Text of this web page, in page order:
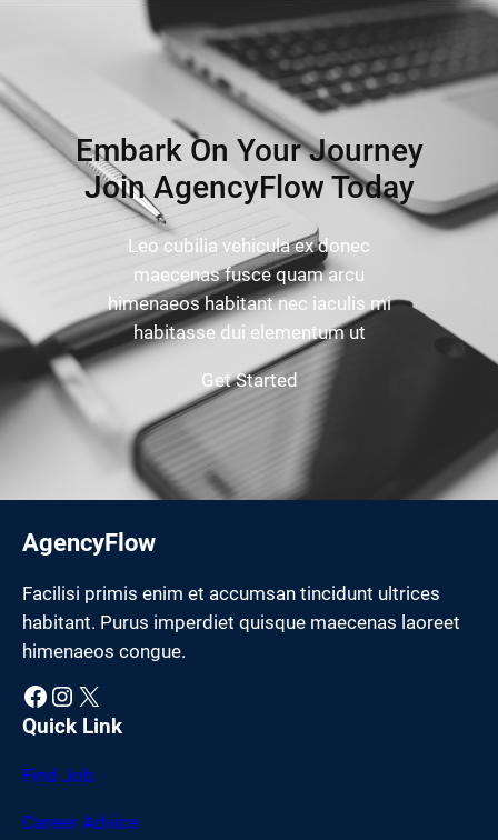
Embark On Your Journey
Join AgencyFlow Today
Leo cubilia vehicula ex donec
maecenas fusce quam arcu
himenaeos habitant nec iaculis mi
habitasse dui elementum ut
Get Started
AgencyFlow
Facilisi primis enim et accumsan tincidunt ultrices
habitant. Purus imperdiet quisque maecenas laoreet
himenaeos congue.
Facebook Instagram X
Quick Link
Find Job
Career Advice